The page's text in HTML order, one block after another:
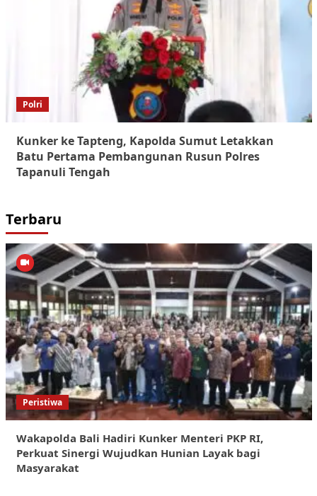
Polri
Kunker ke Tapteng, Kapolda Sumut Letakkan
Batu Pertama Pembangunan Rusun Polres
Tapanuli Tengah
Terbaru
Peristiwa
Wakapolda Bali Hadiri Kunker Menteri PKP RI,
Perkuat Sinergi Wujudkan Hunian Layak bagi
Masyarakat